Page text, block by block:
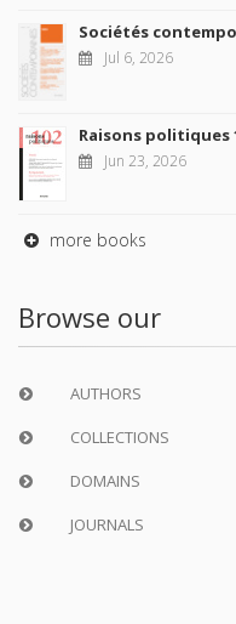
Sociétés
Jul 6, 2026
Raisons politiques
Jun 23, 2026
more books
Browse our
AUTHORS
COLLECTIONS
DOMAINS
JOURNALS